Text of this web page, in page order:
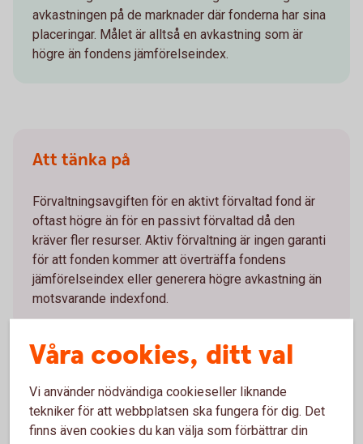
avkastningen på de marknader där fonderna har sina
placeringar. Målet är alltså en avkastning som är
högre än fondens jämförelseindex.
Att tänka på
Förvaltningsavgiften för en aktivt förvaltad fond är
oftast högre än för en passivt förvaltad då den
kräver fler resurser. Aktiv förvaltning är ingen garanti
för att fonden kommer att överträffa fondens
jämförelseindex eller generera högre avkastning än
motsvarande indexfond.
Mer information
Våra cookies, ditt val
Vi använder nödvändiga cookieseller liknande
tekniker för att webbplatsen ska fungera för dig. Det
finns även cookies du kan välja som förbättrar din